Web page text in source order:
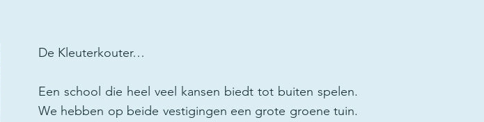
De Kleuterkouter…
Een school die heel veel kansen biedt tot buiten spelen.
We hebben op beide vestigingen een grote groene tuin.